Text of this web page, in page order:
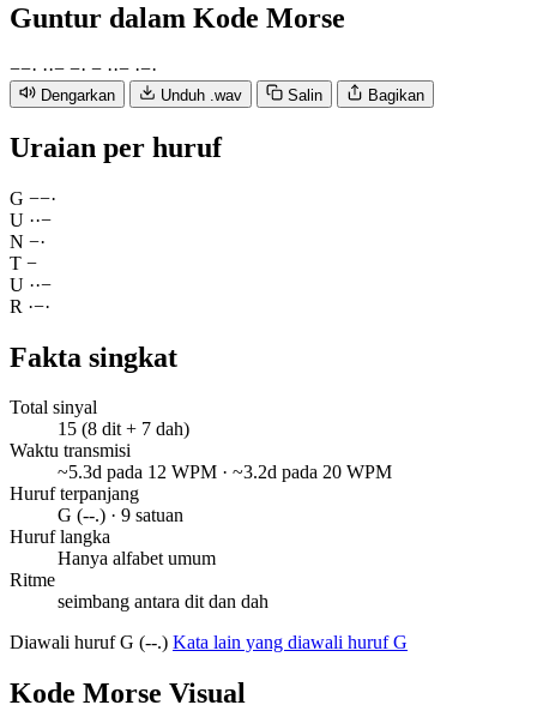
Guntur dalam Kode Morse
−−· ··− −· − ··− ·−·
Dengarkan Unduh .wav Salin Bagikan
Uraian per huruf
G −−·
U ··−
N −·
T −
U ··−
R ·−·
Fakta singkat
Total sinyal
15 (8 dit + 7 dah)
Waktu transmisi
~5.3d pada 12 WPM · ~3.2d pada 20 WPM
Huruf terpanjang
G (--.) · 9 satuan
Huruf langka
Hanya alfabet umum
Ritme
seimbang antara dit dan dah
Diawali huruf G (--.) Kata lain yang diawali huruf G
Kode Morse Visual